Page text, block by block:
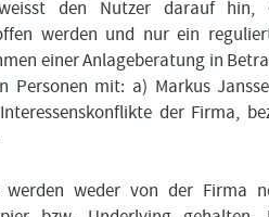
den Nutzer darauf hin,
werden und nur ein
einer Anlageberatung in
Personen mit: a) Markus
der Firma,
weder von der Firma